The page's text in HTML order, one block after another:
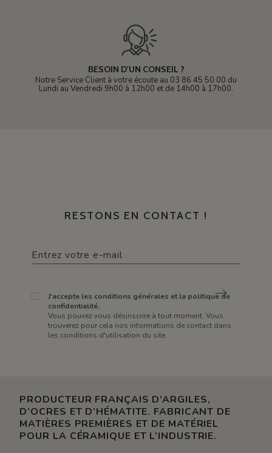
BESOIN D'UN CONSEIL ?
Notre Service Client à votre écoute au 03 86 45 50 00 du
Lundi au Vendredi 9h00 à 12h00 et de 14h00 à 17h00.
RESTONS EN CONTACT !
J'accepte les conditions générales et la politique de
confidentialité.
Vous pouvez vous désinscrire à tout moment. Vous
trouverez pour cela nos informations de contact dans
les conditions d'utilisation du site.
PRODUCTEUR FRANÇAIS D’ARGILES,
D’OCRES ET D’HÉMATITE. FABRICANT DE
MATIÈRES PREMIÈRES ET DE MATÉRIEL
POUR LA CÉRAMIQUE ET L’INDUSTRIE.